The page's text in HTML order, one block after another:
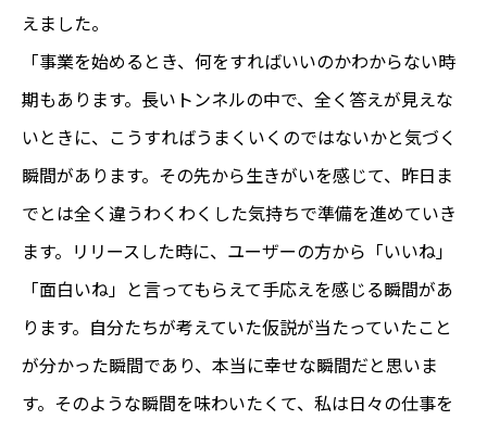
えました。
「事業を始めるとき、何をすればいいのかわからない時
期もあります。長いトンネルの中で、全く答えが見えな
いときに、こうすればうまくいくのではないかと気づく
瞬間があります。その先から生きがいを感じて、昨日ま
でとは全く違うわくわくした気持ちで準備を進めていき
ます。リリースした時に、ユーザーの方から「いいね」
「面白いね」と言ってもらえて手応えを感じる瞬間があ
ります。自分たちが考えていた仮説が当たっていたこと
が分かった瞬間であり、本当に幸せな瞬間だと思いま
す。そのような瞬間を味わいたくて、私は日々の仕事を